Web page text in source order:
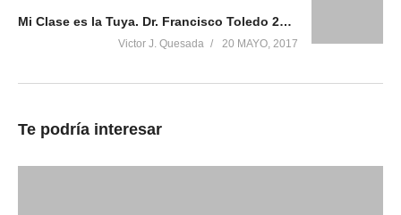
Mi Clase es la Tuya. Dr.
Francisco Toledo 2017
Mi Clase es la Tuya. Dr. Francisco Toledo 2017
Victor J. Quesada 20 MAYO, 2017
Te podría interesar